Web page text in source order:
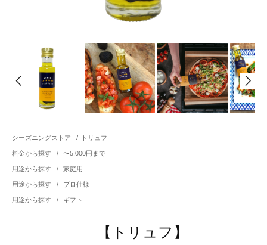
シーズニングストア / トリュフ
料金から探す / 〜5,000円まで
用途から探す / 家庭用
用途から探す / プロ仕様
用途から探す / ギフト
【トリュフ】